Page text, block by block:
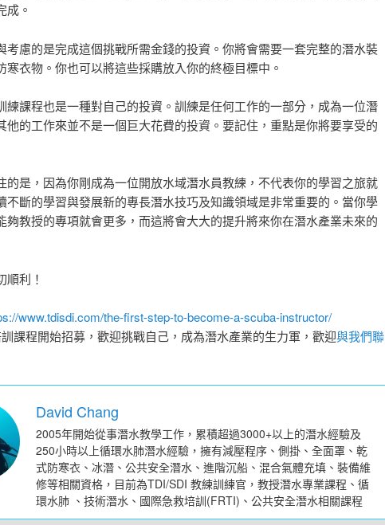
成。
考慮的是完成這個挑戰所需金錢的投資。你將會需要一套完整的潛水裝
寒衣物。你也可以將這些採購放入你的終極目標中。
練課程也是一種對自己的投資。訓練是任何工作的一部分，成為一位潛
他的工作來並不是一個巨大花費的投資。要記住，重點是你將要享受的
的是，因為你剛成為一位開放水域潛水員教練，不代表你的學習之旅就
不斷的學習與發展新的專長潛水技巧及知識領域是非常重要的。當你學
夠教授的專項就會更多，而這將會大大的提升將來你在潛水產業未來的
順利！
www.tdisdi.com/the-first-step-to-become-a-scuba-instructor/
課程開始招募，歡迎挑戰自己，成為潛水產業的生力軍，歡迎與我們聯
David Chang
2005年開始從事潛水教學工作，累積超過3000+以上的潛水經驗及
250小時以上循環水肺潛水經驗，擁有減壓程序、側掛、全面罩、乾
式防寒衣、冰潛、公共安全潛水、進階沉船、混合氣體充填、裝備維
修等相關資格，目前為TDI/SDI 教練訓練官，教授潛水專業課程、循
環水肺 、技術潛水、國際急救培訓(FRTI)、公共安全潛水相關課程